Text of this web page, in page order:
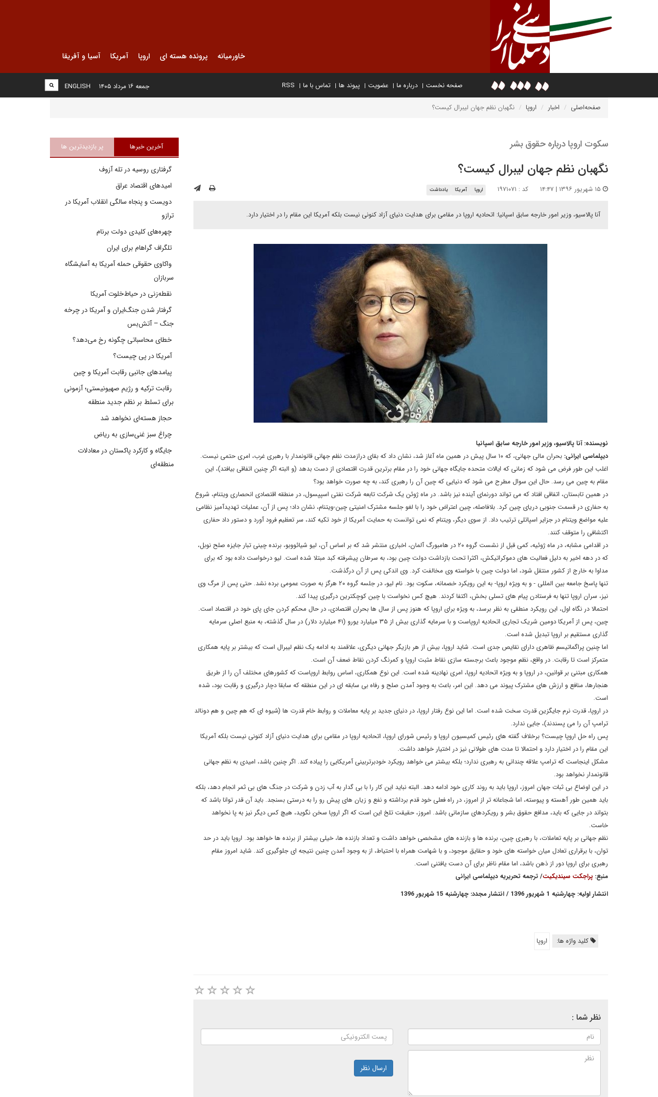
خاورمیانه پرونده هسته ای اروپا آمریکا آسیا و آفریقا
صفحه نخست درباره ما عضویت پیوند ها تماس با ما RSS
ENGLISH جمعه ۱۶ مرداد ۱۴۰۵
صفحه‌اصلی اخبار اروپا نگهبان نظم جهان لیبرال کیست؟
سکوت اروپا درباره حقوق بشر
نگهبان نظم جهان لیبرال کیست؟
کد : ۱۹۷۱۰۷۱ اروپا آمریکا یادداشت
آنا پالاسیو، وزیر امور خارجه سابق اسپانیا: اتحادیه اروپا در مقامی برای هدایت دنیای آزاد کنونی نیست بلکه آمریکا این مقام را در اختیار دارد.
نویسنده: آنا پالاسیو، وزیر امور خارجه سابق اسپانیا
دیپلماسی ایرانی:
بحران مالی جهانی، که ۱۰ سال پیش در همین ماه آغاز شد، نشان داد که بقای درازمدت نظم جهانی قانونمدار با رهبری غرب، امری حتمی نیست.
اغلب این طور فرض می شود که زمانی که ایالات متحده جایگاه جهانی خود را در مقام برترین قدرت اقتصادی از دست بدهد (و البته اگر چنین اتفاقی بیافتد)، این
مقام به چین می رسد. حال این سوال مطرح می شود که دنیایی که چین آن را رهبری کند، به چه صورت خواهد بود؟
در همین تابستان، اتفاقی افتاد که می تواند دورنمای آینده نیز باشد. در ماه ژوئن یک شرکت تابعه شرکت نفتی اسپپسول، در منطقه اقتصادی انحصاری ویتنام، شروع
به حفاری در قسمت جنوبی دریای چین کرد. بلافاصله، چین اعتراض خود را با لغو جلسه مشترک امنیتی چین-ویتنام، نشان داد؛ پس از آن، عملیات تهدیدآمیز نظامی
علیه مواضع ویتنام در جزایر اسپاتلی ترتیب داد. از سوی دیگر، ویتنام که نمی توانست به حمایت آمریکا از خود تکیه کند، سر تعظیم فرود آورد و دستور داد حفاری
اکتشافی را متوقف کنند.
در اقدامی مشابه، در ماه ژوئیه، کمی قبل از نشست گروه ۲۰ در هامبورگ آلمان، اخباری منتشر شد که بر اساس آن، لیو شیائووبو، برنده چینی تبار جایزه صلح نوبل،
که در دهه اخیر به دلیل فعالیت های دموکراتیکش، اکثرا تحت بازداشت دولت چین بود، به سرطان پیشرفته کبد مبتلا شده است. لیو درخواست داده بود که برای
مداوا به خارج از کشور منتقل شود، اما دولت چین با خواسته وی مخالفت کرد. وی اندکی پس از آن درگذشت.
تنها پاسخ جامعه بین المللی - و به ویژه اروپا- به این رویکرد خصمانه، سکوت بود. نام لیو، در جلسه گروه ۲۰ هرگز به صورت عمومی برده نشد. حتی پس از مرگ وی
نیز، سران اروپا تنها به فرستادن پیام های تسلی بخش، اکتفا کردند. هیچ کس نخواست با چین کوچکترین درگیری پیدا کند.
احتمالا در نگاه اول، این رویکرد منطقی به نظر برسد، به ویژه برای اروپا که هنوز پس از سال ها بحران اقتصادی، در حال محکم کردن جای پای خود در اقتصاد است.
چین، پس از آمریکا دومین شریک تجاری اتحادیه اروپاست و با سرمایه گذاری بیش از ۳۵ میلیارد یورو (۴۱ میلیارد دلار) در سال گذشته، به منبع اصلی سرمایه
گذاری مستقیم بر اروپا تبدیل شده است.
اما چنین پراگماتیسم ظاهری دارای نقایص جدی است. شاید اروپا، بیش از هر بازیگر جهانی دیگری، علاقمند به ادامه یک نظم لیبرال است که بیشتر بر پایه همکاری
متمرکز است تا رقابت. در واقع، نظم موجود باعث برجسته سازی نقاط مثبت اروپا و کمرنگ کردن نقاط ضعف آن است.
همکاری مبتنی بر قوانین، در اروپا و به ویژه اتحادیه اروپا، امری نهادینه شده است. این نوع همکاری، اساس روابط اروپاست که کشورهای مختلف آن را از طریق
هنجارها، منافع و ارزش های مشترک پیوند می دهد. این امر، باعث به وجود آمدن صلح و رفاه بی سابقه ای در این منطقه که سابقا دچار درگیری و رقابت بود، شده
است.
در اروپا، قدرت نرم جایگزین قدرت سخت شده است. اما این نوع رفتار اروپا، در دنیای جدید بر پایه معاملات و روابط خام قدرت ها (شیوه ای که هم چین و هم دونالد
ترامپ آن را می پسندند)، جایی ندارد.
پس راه حل اروپا چیست؟ برخلاف گفته های رئیس کمیسیون اروپا و رئیس شورای اروپا، اتحادیه اروپا در مقامی برای هدایت دنیای آزاد کنونی نیست بلکه آمریکا
این مقام را در اختیار دارد و احتمالا تا مدت های طولانی نیز در اختیار خواهد داشت.
مشکل اینجاست که ترامپ علاقه چندانی به رهبری ندارد؛ بلکه بیشتر می خواهد رویکرد خودبرتربینی آمریکایی را پیاده کند. اگر چنین باشد، امیدی به نظم جهانی
قانونمدار نخواهد بود.
در این اوضاع بی ثبات جهان امروز، اروپا باید به روند کاری خود ادامه دهد. البته نباید این کار را با بی گدار به آب زدن و شرکت در جنگ های بی ثمر انجام دهد، بلکه
باید همین طور آهسته و پیوسته، اما شجاعانه تر از امروز، در راه فعلی خود قدم برداشته و نفع و زیان های پیش رو را به درستی بسنجد. باید آن قدر توانا باشد که
بتواند در جایی که باید، مدافع حقوق بشر و رویکردهای سازمانی باشد. امروز، حقیقت تلخ این است که اگر اروپا سخن نگوید، هیچ کس دیگر نیز به پا نخواهد
خاست.
نظم جهانی بر پایه تعاملات، با رهبری چین، برنده ها و بازنده های مشخصی خواهد داشت و تعداد بازنده ها، خیلی بیشتر از برنده ها خواهد بود. اروپا باید در حد
توان، با برقراری تعادل میان خواسته های خود و حقایق موجود، و با شهامت همراه با احتیاط، از به وجود آمدن چنین نتیجه ای جلوگیری کند. شاید امروز مقام
رهبری برای اروپا دور از ذهن باشد، اما مقام ناظر برای آن دست یافتنی است.
منبع: پراجکت سیندیکیت/ ترجمه تحریریه دیپلماسی ایرانی
انتشار اولیه: چهارشنبه 1 شهریور 1396 / انتشار مجدد: چهارشنبه 15 شهریور 1396
کلید واژه ها: اروپا
نظر شما :
ارسال نظر
آخرین خبرها پر بازدیدترین ها
گرفتاری روسیه در تله آزوف
امیدهای اقتصاد عراق
دویست و پنجاه سالگی انقلاب آمریکا در
ترازو
چهره‌های کلیدی دولت برنام
تلگراف گراهام برای ایران
واکاوی حقوقی حمله آمریکا به آسایشگاه
سربازان
نقطه‌زنی در حیاط‌خلوت آمریکا
گرفتار شدن جنگ‌ایران و آمریکا در چرخه
جنگ – آتش‌بس
خطای محاسباتی چگونه رخ می‌دهد؟
آمریکا در پی چیست؟
پیامدهای جانبی رقابت آمریکا و چین
رقابت ترکیه و رژیم صهیونیستی؛ آزمونی
برای تسلط بر نظم جدید منطقه
حجاز هسته‌ای نخواهد شد
چراغ سبز غنی‌سازی به ریاض
جایگاه و کارکرد پاکستان در معادلات
منطقه‌ای